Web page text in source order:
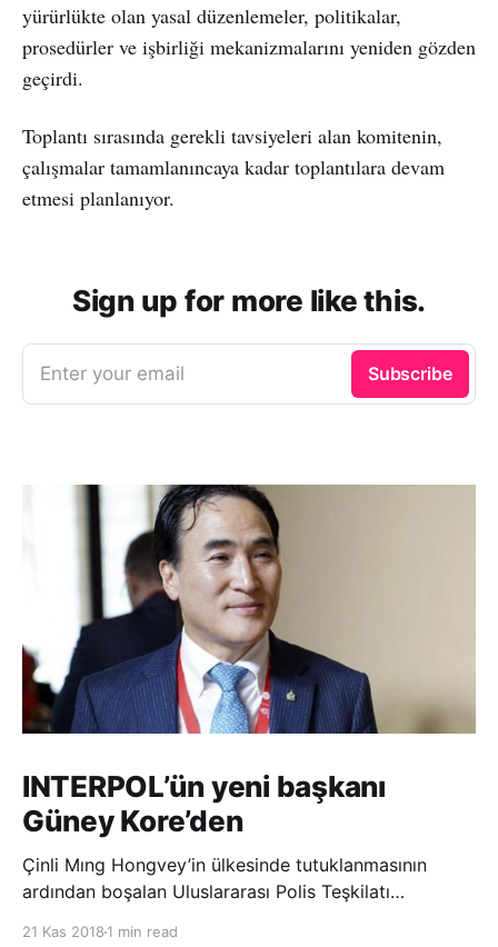
yürürlükte olan yasal düzenlemeler, politikalar,
prosedürler ve işbirliği mekanizmalarını yeniden gözden
geçirdi.
Toplantı sırasında gerekli tavsiyeleri alan komitenin,
çalışmalar tamamlanıncaya kadar toplantılara devam
etmesi planlanıyor.
Sign up for more like this.
Enter your email Subscribe
INTERPOL’ün yeni başkanı
Güney Kore’den
Çinli Mıng Hongvey’in ülkesinde tutuklanmasının
ardından boşalan Uluslararası Polis Teşkilatı
21 Kas 2018 1 min read